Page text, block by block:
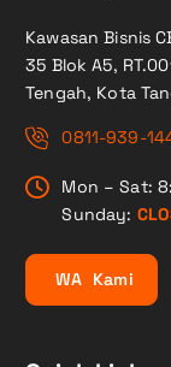
Kawasan Bisnis
35 Blok A5,
Tengah, Kota
0811-939-
Mon – Sat:
Sunday:
WA Kami